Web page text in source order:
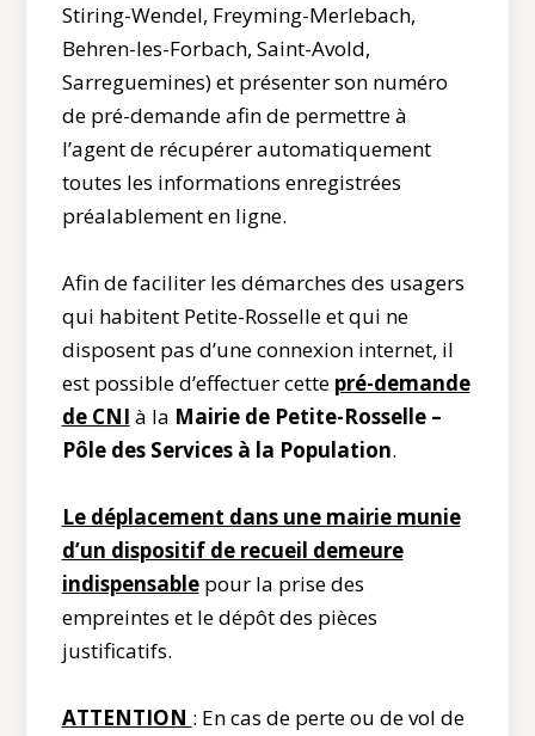
Stiring-Wendel, Freyming-Merlebach,
Behren-les-Forbach, Saint-Avold,
Sarreguemines) et présenter son numéro
de pré-demande afin de permettre à
l’agent de récupérer automatiquement
toutes les informations enregistrées
préalablement en ligne.
Afin de faciliter les démarches des usagers
qui habitent Petite-Rosselle et qui ne
disposent pas d’une connexion internet, il
est possible d’effectuer cette pré-demande
de CNI à la Mairie de Petite-Rosselle –
Pôle des Services à la Population.
Le déplacement dans une mairie munie
d’un dispositif de recueil demeure
indispensablepour la prise des
empreintes et le dépôt des pièces
justificatifs.
ATTENTION : En cas de perte ou de vol de